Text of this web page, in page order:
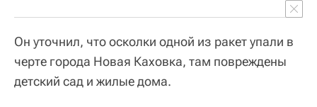
Он уточнил, что осколки одной из ракет упали в
черте города Новая Каховка, там повреждены
детский сад и жилые дома.